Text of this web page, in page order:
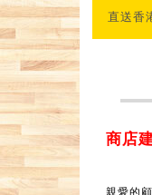
直送香
商店